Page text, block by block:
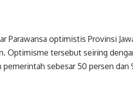
Parawansa optimistis Provinsi
Optimisme tersebut seiring
sebesar 50 persen dan